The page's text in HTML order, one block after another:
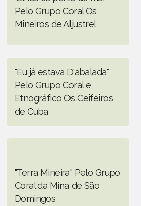
Pelo Grupo Coral Os
Mineiros de Aljustrel
"Eu já estava D'abalada"
Pelo Grupo Coral e
Etnográfico Os Ceifeiros
de Cuba
"Terra Mineira" Pelo Grupo
Coral da Mina de São
Domingos